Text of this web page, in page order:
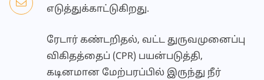
எடுத்துக்காட்டுகிறது.
ரேடார் கண்டறிதல், வட்ட துருவமுனைப்பு
விகிதத்தைப் (CPR) பயன்படுத்தி,
கடினமான மேற்பரப்பில் இருந்து நீர்